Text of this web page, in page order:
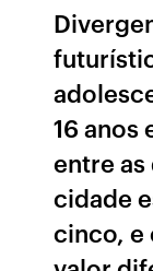
16 anos
entre
cidade
cinco, e